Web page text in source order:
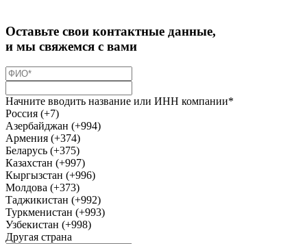
Оставьте свои контактные данные,
и мы свяжемся с вами
Начните вводить название или ИНН компании*
Россия (+7)
Азербайджан (+994)
Армения (+374)
Беларусь (+375)
Казахстан (+997)
Кыргызстан (+996)
Молдова (+373)
Таджикистан (+992)
Туркменистан (+993)
Узбекистан (+998)
Другая страна